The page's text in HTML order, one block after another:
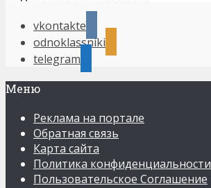
vkontakte
odnoklassniki
telegram
Меню
Реклама на портале
Обратная связь
Карта сайта
Политика конфиденциальности
Пользовательское Соглашение